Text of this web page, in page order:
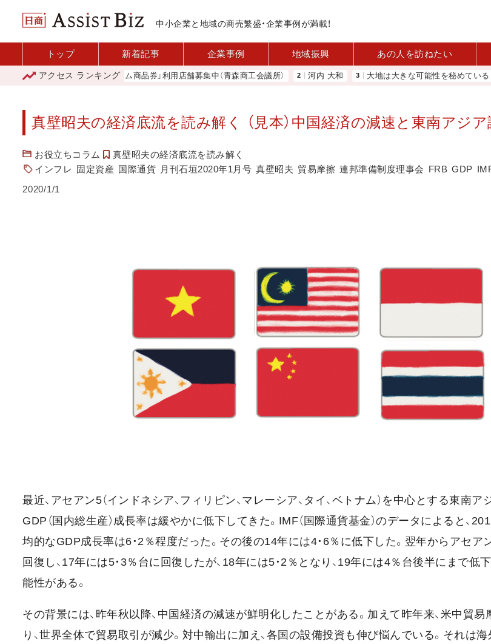
中小企業と地域の商売繁盛・企業事例が満載！
トップ 新着記事 企業事例 地域振興 あの人を訪ねたい
アクセス ランキング
「青森市プレミアム商品券」利用店舗募集中（青森商工会議所） 河内 大和 大地は大きな可能性を秘めている 農業分
真壁昭夫の経済底流を読み解く （見本）中国経済の減速と東南アジア
お役立ちコラム
真壁昭夫の経済底流を読み解く
インフレ 固定資産 国際通貨 月刊石垣2020年1月号 真壁昭夫 貿易摩擦 連邦準備制度理事会 FRB GDP
2020/1/1
最近、アセアン5（インドネシア、フィリピン、マレーシア、タイ、ベトナム）を中心とする東南
GDP（国内総生産）成長率は緩やかに低下してきた。IMF（国際通貨基金）のデータによると、
均的なGDP成長率は6・2％程度だった。その後の14年には4・6％に低下した。翌年からアセア
回復し、17年には5・3％台に回復したが、18年には5・2％となり、19年には4％台後半にまで低下
能性がある。
その背景には、昨年秋以降、中国経済の減速が鮮明化したことがある。加えて昨年来、米中貿易
り、世界全体で貿易取引が減少。対中輸出に加え、各国の設備投資も伸び悩んでいる。それは